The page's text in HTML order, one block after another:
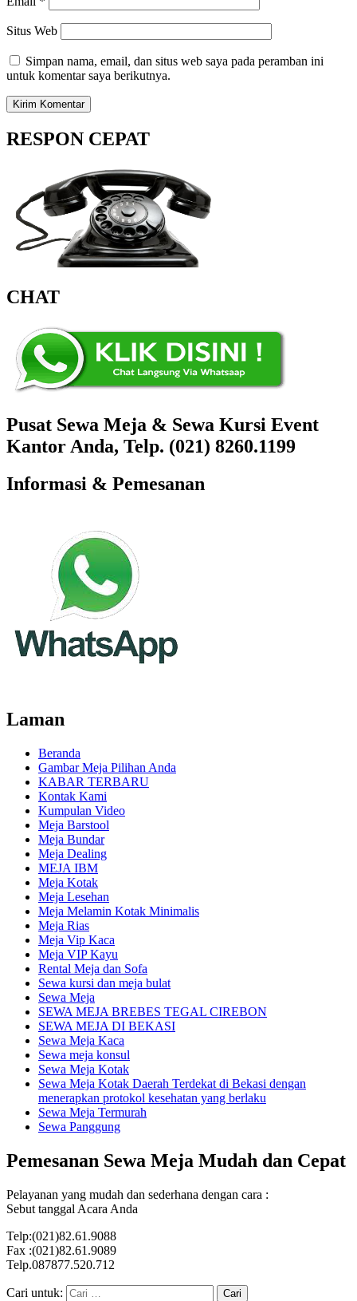
Situs Web
Simpan nama, email, dan situs web saya pada peramban ini
untuk komentar saya berikutnya.
RESPON CEPAT
CHAT
Pusat Sewa Meja & Sewa Kursi Event
Kantor Anda, Telp. (021) 8260.1199
Informasi & Pemesanan
Laman
Beranda
Gambar Meja Pilihan Anda
KABAR TERBARU
Kontak Kami
Kumpulan Video
Meja Barstool
Meja Bundar
Meja Dealing
MEJA IBM
Meja Kotak
Meja Lesehan
Meja Melamin Kotak Minimalis
Meja Rias
Meja Vip Kaca
Meja VIP Kayu
Rental Meja dan Sofa
Sewa kursi dan meja bulat
Sewa Meja
SEWA MEJA BREBES TEGAL CIREBON
SEWA MEJA DI BEKASI
Sewa Meja Kaca
Sewa meja konsul
Sewa Meja Kotak
Sewa Meja Kotak Daerah Terdekat di Bekasi dengan
menerapkan protokol kesehatan yang berlaku
Sewa Meja Termurah
Sewa Panggung
Pemesanan Sewa Meja Mudah dan Cepat
Pelayanan yang mudah dan sederhana dengan cara :
Sebut tanggal Acara Anda
Telp:(021)82.61.9088
Fax :(021)82.61.9089
Telp.087877.520.712
Cari untuk: